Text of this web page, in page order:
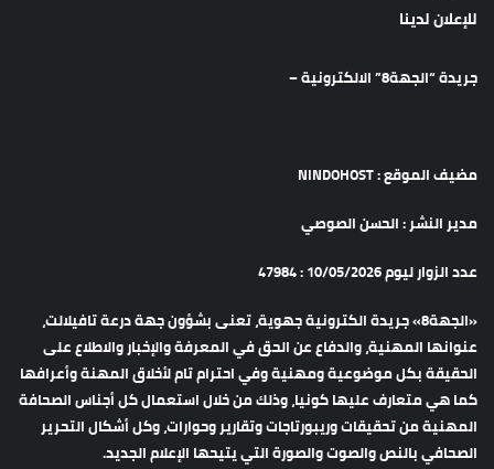
للإعلان لدينا
جريدة “الجهة8” الالكترونية –
مضيف الموقع : NINDOHOST
مدير النشر : الحسن الصوصي
عدد الزوار ليوم 10/05/2026 : 47984
«الجهة8» جريدة الكترونية جهوية، تعنى بشؤون جهة درعة تافيلالت،
عنوانها المهنية، والدفاع عن الحق في المعرفة والإخبار والاطلاع على
الحقيقة بكل موضوعية ومهنية وفي احترام تام لأخلاق المهنة وأعرافها
كما هي متعارف عليها كونيا، وذلك من خلال استعمال كل أجناس الصحافة
المهنية من تحقيقات وريبورتاجات وتقارير وحوارات، وكل أشكال التحرير
الصحافي بالنص والصوت والصورة التي يتيحها الإعلام الجديد.